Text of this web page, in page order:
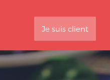
Je suis client